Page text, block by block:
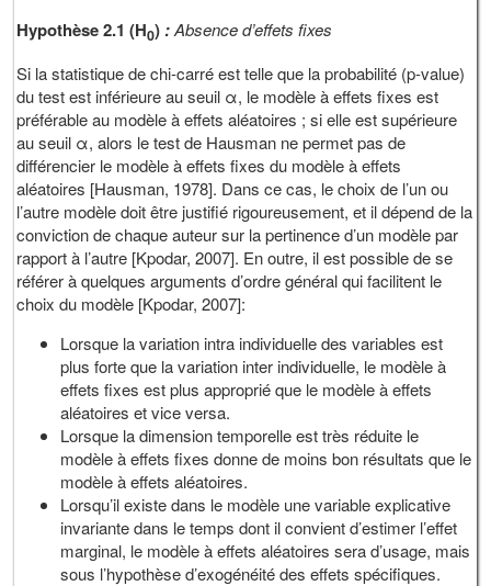
Hypothèse 2.1 (H0): Absence d’effets fixes
Si la statistique de chi-carré est telle que la probabilité (p-value)
du test est inférieure au seuil α, le modèle à effets fixes est
préférable au modèle à effets aléatoires ; si elle est supérieure
au seuil α, alors le test de Hausman ne permet pas de
différencier le modèle à effets fixes du modèle à effets
aléatoires [Hausman, 1978]. Dans ce cas, le choix de l’un ou
l’autre modèle doit être justifié rigoureusement, et il dépend de la
conviction de chaque auteur sur la pertinence d’un modèle par
rapport à l’autre [Kpodar, 2007]. En outre, il est possible de se
référer à quelques arguments d’ordre général qui facilitent le
choix du modèle [Kpodar, 2007]:
Lorsque la variation intra individuelle des variables est
plus forte que la variation inter individuelle, le modèle à
effets fixes est plus approprié que le modèle à effets
aléatoires et vice versa.
Lorsque la dimension temporelle est très réduite le
modèle à effets fixes donne de moins bon résultats que le
modèle à effets aléatoires.
Lorsqu’il existe dans le modèle une variable explicative
invariante dans le temps dont il convient d’estimer l’effet
marginal, le modèle à effets aléatoires sera d’usage, mais
sous l’hypothèse d’exogénéité des effets spécifiques.